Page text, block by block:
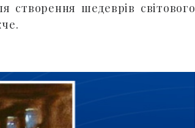
створення шедеврів світового